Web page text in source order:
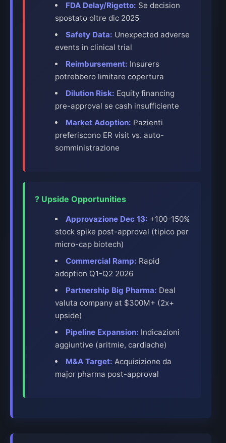
FDA Delay/Rigetto: Se decision
spostato oltre dic 2025
Safety Data: Unexpected adverse
events in clinical trial
Reimbursement: Insurers
potrebbero limitare copertura
Dilution Risk: Equity financing
pre-approval se cash insufficiente
Market Adoption: Pazienti
preferiscono ER visit vs. auto-
somministrazione
? Upside Opportunities
Approvazione Dec 13: +100-150%
stock spike post-approval (tipico per
micro-cap biotech)
Commercial Ramp: Rapid
adoption Q1-Q2 2026
Partnership Big Pharma: Deal
valuta company at $300M+ (2x+
upside)
Pipeline Expansion: Indicazioni
aggiuntive (aritmie, cardiache)
M&A Target: Acquisizione da
major pharma post-approval